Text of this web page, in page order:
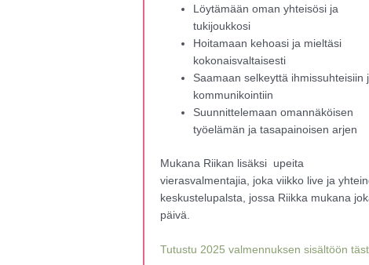
Löytämään oman yhteisösi ja
tukijoukkosi
Hoitamaan kehoasi ja mieltäsi
kokonaisvaltaisesti
Saamaan selkeyttä ihmissuhteisiin
kommunikointiin
Suunnittelemaan omannäköisen
työelämän ja tasapainoisen arjen
Mukana Riikan lisäksi upeita
vierasvalmentajia, joka viikko live ja
keskustelupalsta, jossa Riikka mukana
päivä.
Tutustu 2025 valmennuksen sisältöön